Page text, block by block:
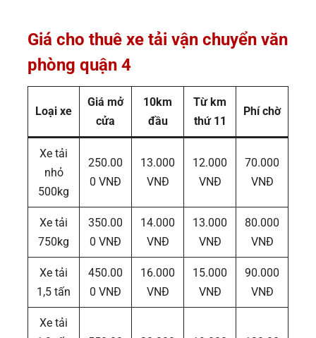
Giá cho thuê xe tải vận chuyển văn
phòng quận 4
Loại xe
Giá mở
cửa
10km
đầu
Từ km
thứ 11
Phí chờ
Xe tải
nhỏ
500kg
250.00
0 VNĐ
13.000
VNĐ
12.000
VNĐ
70.000
VNĐ
Xe tải
750kg
350.00
0 VNĐ
14.000
VNĐ
13.000
VNĐ
80.000
VNĐ
Xe tải
1,5 tấn
450.00
0 VNĐ
16.000
VNĐ
15.000
VNĐ
90.000
VNĐ
Xe tải